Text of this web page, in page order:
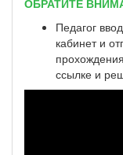
Педагог
кабинет и
ссылке и